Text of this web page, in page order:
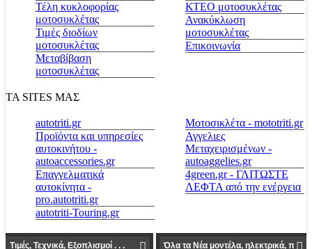
Τέλη κυκλοφορίας
μοτοσυκλέτας
Τιμές διοδίων
μοτοσυκλέτας
Μεταβίβαση
μοτοσυκλέτας
ΚΤΕΟ μοτοσυκλέτας
Ανακύκλωση
μοτοσυκλέτας
Επικοινωνία
ΤΑ SITES ΜΑΣ
autotriti.gr
Προϊόντα και υπηρεσίες
αυτοκινήτου -
autoaccessories.gr
Επαγγελματικά
αυτοκίνητα -
pro.autotriti.gr
autotriti-Touring.gr
Μοτοσικλέτα - mototriti.gr
Αγγελιες
Μεταχειρισμένων -
autoaggelies.gr
4green.gr - ΓΛΙΤΩΣΤΕ
ΛΕΦΤΑ από την ενέργεια